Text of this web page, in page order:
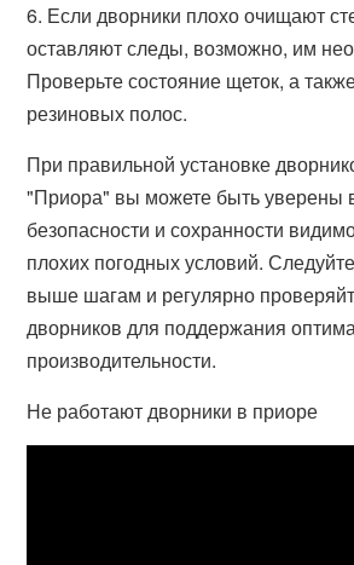
6. Если дворники плохо очищают
оставляют следы, возможно, им
Проверьте состояние щеток, а
резиновых полос.
При правильной установке
"Приора" вы можете быть уверены
безопасности и сохранности
плохих погодных условий.
выше шагам и регулярно
дворников для поддержания
производительности.
Не работают дворники в приоре